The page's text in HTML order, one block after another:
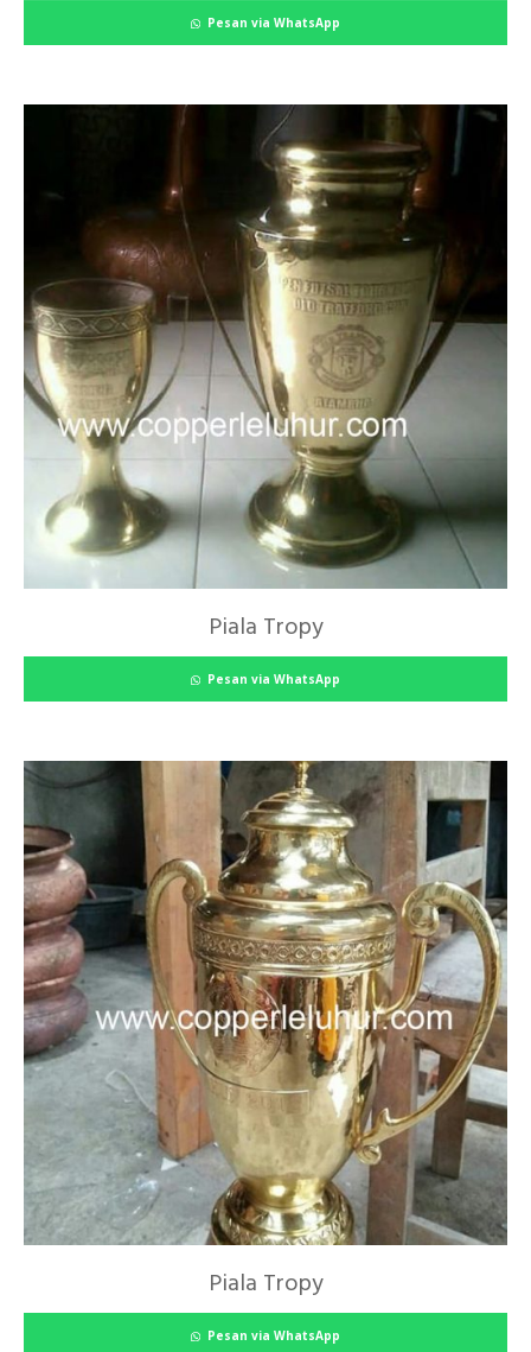
Pesan via WhatsApp
Piala Tropy
Pesan via WhatsApp
Piala Tropy
Pesan via WhatsApp